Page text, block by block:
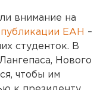
внимание на
ЕАН –
студенток. В
Нового
чтобы им